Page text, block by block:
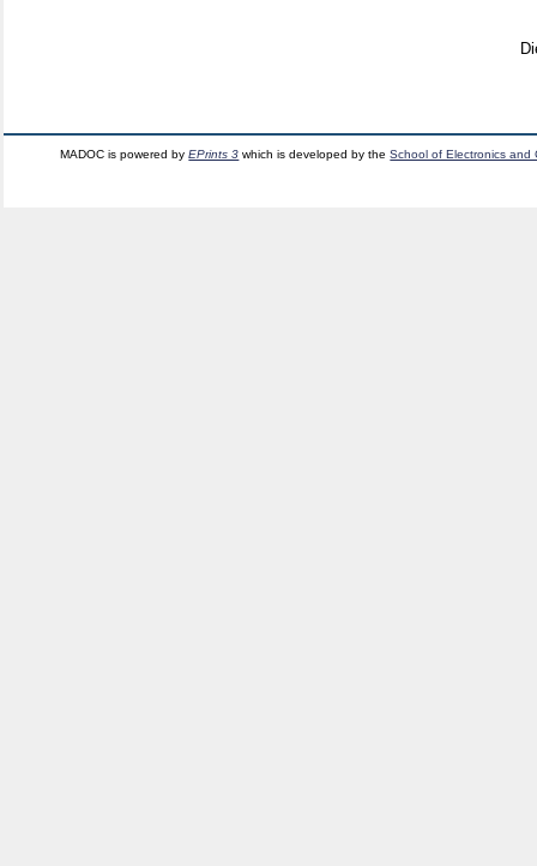
MADOC is powered byEPrints 3 which is developed by theSchool of Electronics and